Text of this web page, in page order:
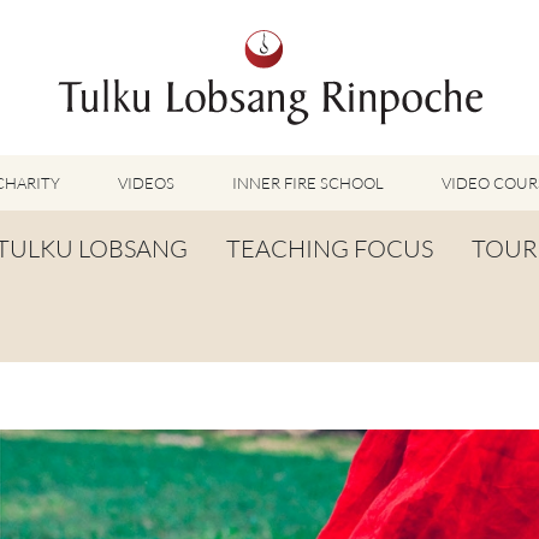
VIDEOS
TUMMO VIDEOS
TV-FEATURES & INTERVIEWS
OTHER VIDEOS
INNER FIRE SCHOOL VIDEO
LOBSANG
LIFE PRAYER
TEACHING FOCUS
LU JONG
TOG CHÖD
TSA LUNG